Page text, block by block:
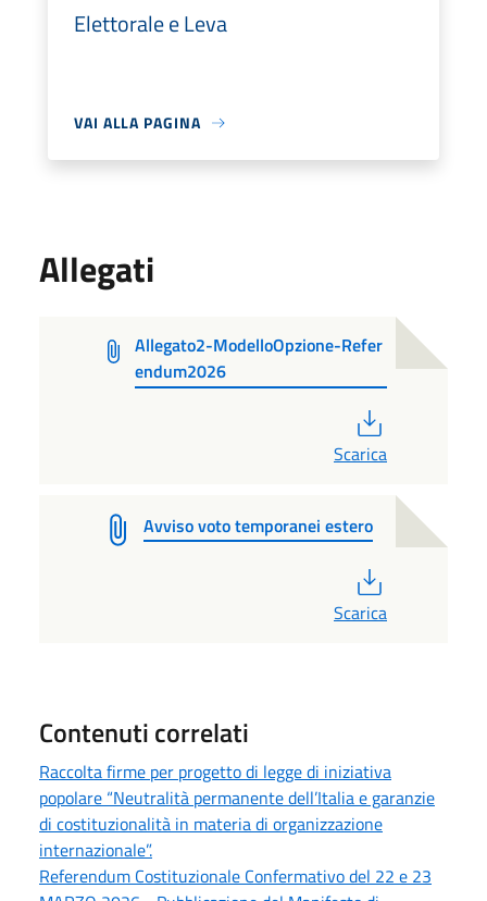
Elettorale e Leva
VAI ALLA PAGINA
Allegati
Allegato2-ModelloOpzione-Refer
endum2026
Scarica
Avviso voto temporanei estero
Scarica
Contenuti correlati
Raccolta firme per progetto di legge di iniziativa
popolare “Neutralità permanente dell’Italia e garanzie
di costituzionalità in materia di organizzazione
internazionale”.
Referendum Costituzionale Confermativo del 22 e 23